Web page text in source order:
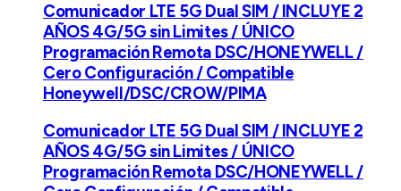
Comunicador LTE 5G Dual SIM / INCLUYE 2
AÑOS 4G/5G sin Limites / ÚNICO
Programación Remota DSC/HONEYWELL /
Cero Configuración / Compatible
Honeywell/DSC/CROW/PIMA
Comunicador LTE 5G Dual SIM / INCLUYE 2
AÑOS 4G/5G sin Limites / ÚNICO
Programación Remota DSC/HONEYWELL /